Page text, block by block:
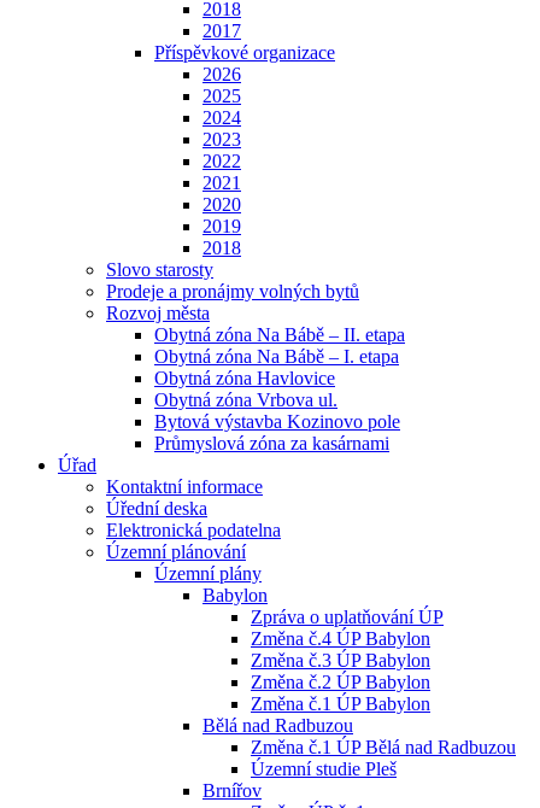
2018
2017
Příspěvkové organizace
2026
2025
2024
2023
2022
2021
2020
2019
2018
Slovo starosty
Prodeje a pronájmy volných bytů
Rozvoj města
Obytná zóna Na Bábě – II. etapa
Obytná zóna Na Bábě – I. etapa
Obytná zóna Havlovice
Obytná zóna Vrbova ul.
Bytová výstavba Kozinovo pole
Průmyslová zóna za kasárnami
Úřad
Kontaktní informace
Úřední deska
Elektronická podatelna
Územní plánování
Územní plány
Babylon
Zpráva o uplatňování ÚP
Změna č.4 ÚP Babylon
Změna č.3 ÚP Babylon
Změna č.2 ÚP Babylon
Změna č.1 ÚP Babylon
Bělá nad Radbuzou
Změna č.1 ÚP Bělá nad Radbuzou
Územní studie Pleš
Brnířov